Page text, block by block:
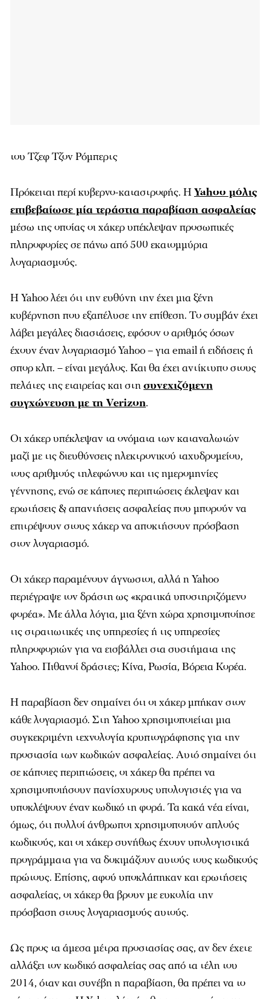
του Τζεφ Τζον Ρόμπερτς
Πρόκειται περί κυβερνο-καταστροφής. ΗYahoo μόλις
επιβεβαίωσε μία τεράστια παραβίαση ασφαλείας
μέσω της οποίας οι χάκερ υπέκλεψαν προσωπικές
πληροφορίες σε πάνω από 500 εκατομμύρια
λογαριασμούς.
Η Yahoo λέει ότι την ευθύνη την έχει μια ξένη
κυβέρνηση που εξαπέλυσε την επίθεση. Το συμβάν έχει
λάβει μεγάλες διαστάσεις, εφόσον ο αριθμός όσων
έχουν έναν λογαριασμό Yahoo – για email ή ειδήσεις ή
σπορ κλπ. – είναι μεγάλος. Και θα έχει αντίκτυπο στους
πελάτες της εταιρείας και στησυνεχιζόμενη
συγχώνευση με τη Verizon.
Οι χάκερ υπέκλεψαν τα ονόματα των καταναλωτών
μαζί με τις διευθύνσεις ηλεκτρονικού ταχυδρομείου,
τους αριθμούς τηλεφώνου και τις ημερομηνίες
γέννησης, ενώ σε κάποιες περιπτώσεις έκλεψαν και
ερωτήσεις & απαντήσεις ασφαλείας που μπορούν να
επιτρέψουν στους χάκερ να αποκτήσουν πρόσβαση
στον λογαριασμό.
Οι χάκερ παραμένουν άγνωστοι, αλλά η Yahoo
περιέγραψε τον δράστη ως «κρατικά υποστηριζόμενο
φορέα». Με άλλα λόγια, μια ξένη χώρα χρησιμοποίησε
τις στρατιωτικές της υπηρεσίες ή τις υπηρεσίες
πληροφοριών για να εισβάλλει στα συστήματα της
Yahoo. Πιθανοί δράστες; Κίνα, Ρωσία, Βόρεια Κορέα.
Η παραβίαση δεν σημαίνει ότι οι χάκερ μπήκαν στον
κάθε λογαριασμό. Στη Yahoo χρησιμοποιείται μια
συγκεκριμένη τεχνολογία κρυπτογράφησης για την
προστασία των κωδικών ασφαλείας. Αυτό σημαίνει ότι
σε κάποιες περιπτώσεις, οι χάκερ θα πρέπει να
χρησιμοποιήσουν πανίσχυρους υπολογιστές για να
υποκλέψουν έναν κωδικό τη φορά. Τα κακά νέα είναι,
όμως, ότι πολλοί άνθρωποι χρησιμοποιούν απλούς
κωδικούς, και οι χάκερ συνήθως έχουν υπολογιστικά
προγράμματα για να δοκιμάζουν αυτούς τους κωδικούς
πρώτους. Επίσης, αφού υποκλάπηκαν και ερωτήσεις
ασφαλείας, οι χάκερ θα βρουν με ευκολία την
πρόσβαση στους λογαριασμούς αυτούς.
Ως προς τα άμεσα μέτρα προστασίας σας, αν δεν έχετε
αλλάξει τον κωδικό ασφαλείας σας από τα τέλη του
2014, όταν και συνέβη η παραβίαση, θα πρέπει να το